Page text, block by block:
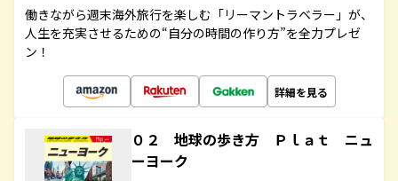
働きながら週末海外旅行を楽しむ「リーマントラベラー」が、
人生を充実させるための“自分の時間の作り方”を全力プレゼ
ン！
詳細を見る
０２ 地球の歩き方 Ｐｌａｔ ニュ
ーヨーク